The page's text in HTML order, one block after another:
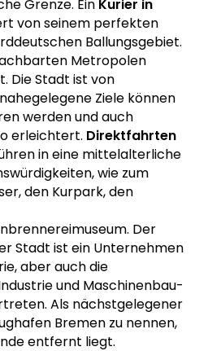
führen in
Grenze. EinKurier in
von seinem perfekten
Ballungsgebiet.
Metropolen
Die Stadt ist von
Ziele können
werden und auch
erleichtert.
in eine mittelalterliche
wie zum
den Kurpark, den
Der
Stadt ist ein Unternehmen
aber auch die